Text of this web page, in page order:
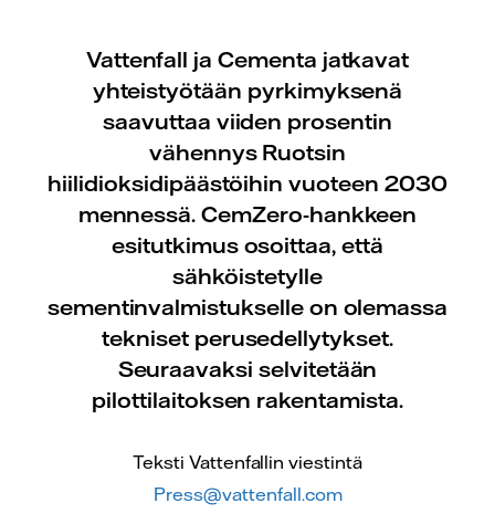
Vattenfall ja Cementa jatkavat
yhteistyötään pyrkimyksenä
saavuttaa viiden prosentin
vähennys Ruotsin
hiilidioksidipäästöihin vuoteen 2030
mennessä. CemZero-hankkeen
esitutkimus osoittaa, että
sähköistetylle
sementinvalmistukselle on olemassa
tekniset perusedellytykset.
Seuraavaksi selvitetään
pilottilaitoksen rakentamista.
Teksti Vattenfallin viestintä
Press@vattenfall.com